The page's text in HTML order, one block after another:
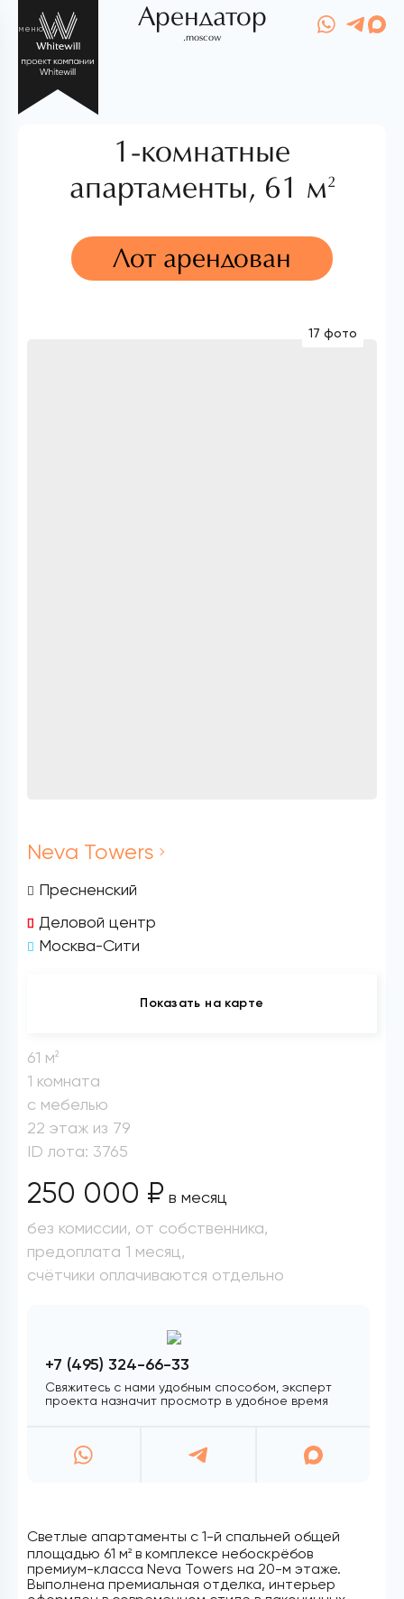
меню Арендатор
.moscow
1-комнатные
апартаменты, 61 м2
Лот арендован
17 фото
Светлые апартаменты с 1-й спальней общей
площадью 61 м2 в комплексе небоскрёбов
премиум-класса Neva Towers на 20-м этаже.
Выполнена премиальная отделка, интерьер
Neva Towers
Пресненский
Деловой центр
Москва-Сити
Показать на карте
61 м2
1 комната
с мебелью
22 этаж из 79
ID лота: 3765
250 000 ₽ в месяц
без комиссии, от собственника,
предоплата 1 месяц,
счётчики оплачиваются отдельно
+7 (495) 324-66-33
Свяжитесь с нами удобным способом, эксперт
проекта назначит просмотр в удобное время